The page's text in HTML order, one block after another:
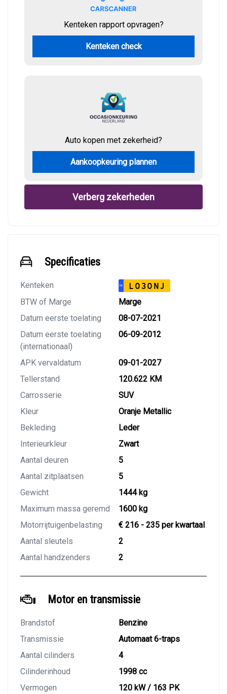
Kenteken rapport opvragen?
Kenteken check
Auto kopen met zekerheid?
Aankoopkeuring plannen
Verberg zekerheden
Specificaties
Kenteken NL L030NJ
BTW of Marge
Marge
Datum eerste toelating
08-07-2021
Datum eerste toelating
(internationaal)
06-09-2012
APK vervaldatum
09-01-2027
Tellerstand
120.622 KM
Carrosserie
SUV
Kleur
Oranje Metallic
Bekleding
Leder
Interieurkleur
Zwart
Aantal deuren
5
Aantal zitplaatsen
5
Gewicht
1444 kg
Maximum massa geremd
1600 kg
Motorrijtuigenbelasting
€ 216 - 235 per kwartaal
Aantal sleutels
2
Aantal handzenders
2
Motor en transmissie
Brandstof
Benzine
Transmissie
Automaat 6-traps
Aantal cilinders
4
Cilinderinhoud
1998 cc
Vermogen
120 kW / 163 PK